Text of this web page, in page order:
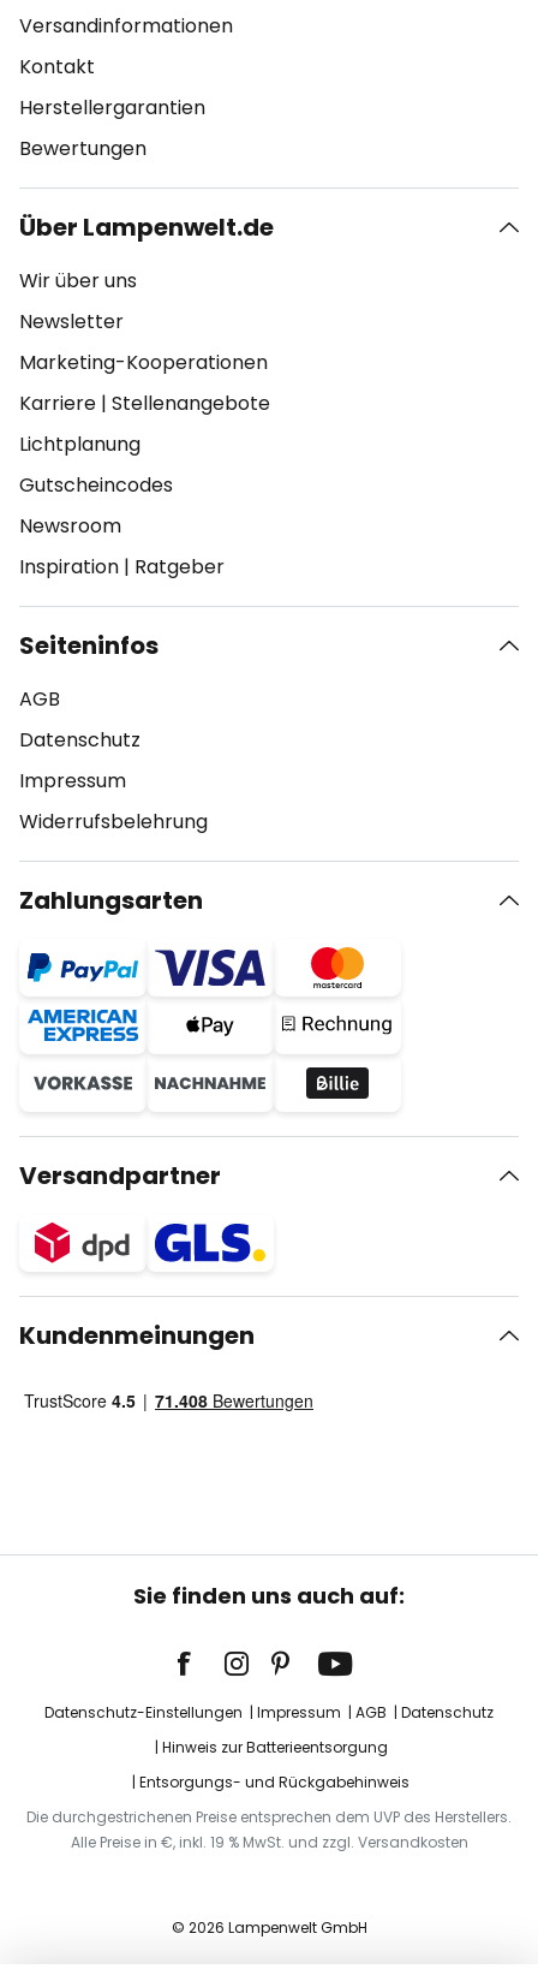
Versandinformationen
Kontakt
Herstellergarantien
Bewertungen
Über Lampenwelt.de
Wir über uns
Newsletter
Marketing-Kooperationen
Karriere | Stellenangebote
Lichtplanung
Gutscheincodes
Newsroom
Inspiration | Ratgeber
Seiteninfos
AGB
Datenschutz
Impressum
Widerrufsbelehrung
Zahlungsarten
Versandpartner
Kundenmeinungen
Sie finden uns auch auf:
Datenschutz-Einstellungen Impressum AGB
Datenschutz
Hinweis zur Batterieentsorgung
Entsorgungs- und Rückgabehinweis
Die durchgestrichenen Preise entsprechen dem UVP des Herstellers.
Alle Preise in €, inkl. 19 % MwSt. und zzgl. Versandkosten
© 2026 Lampenwelt GmbH